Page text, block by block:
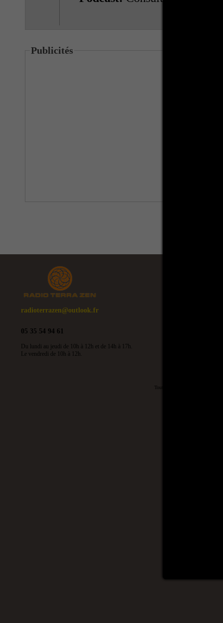
Publicités
radioterrazen@outlook.fr
05 35 54 94 61
Du lundi au jeudi de 10h à 12h et de 14h à 17h.
Le vendredi de 10h à 12h.
Toute copie du site, des écrits,